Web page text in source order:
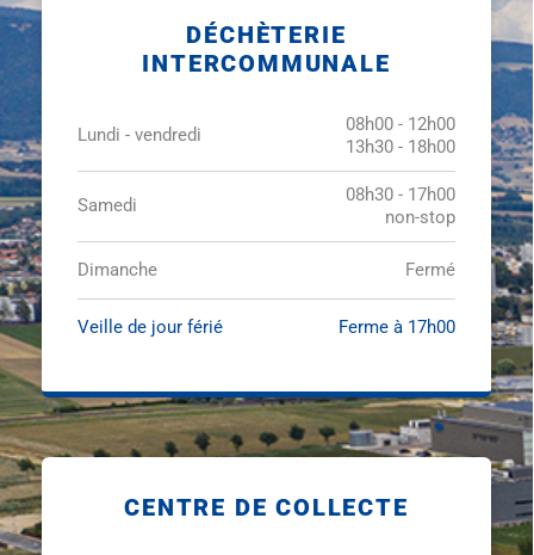
DÉCHÈTERIE
INTERCOMMUNALE
Lundi - vendredi
08h00 - 12h00
13h30 - 18h00
Samedi
08h30 - 17h00
non-stop
Dimanche Fermé
Veille de jour férié Ferme à 17h00
CENTRE DE COLLECTE